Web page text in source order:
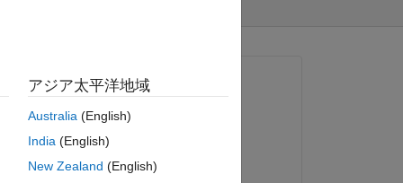
T as input this gives me 1X3 char   instead
質問済み:
2012 年 4 月 3 日
採用済み:
アジア太平洋地域
Australia(English)
India(English)
New Zealand (English)